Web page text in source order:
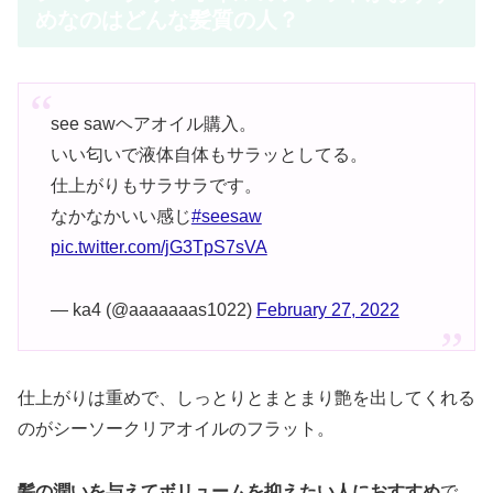
see sawヘアオイル購入。
いい匂いで液体自体もサラッとしてる。
仕上がりもサラサラです。
なかなかいい感じ#seesaw
pic.twitter.com/jG3TpS7sVA
— ka4 (@aaaaaaas1022) February 27, 2022
仕上がりは重めで、しっとりとまとまり艶を出してくれる
のがシーソークリアオイルのフラット。